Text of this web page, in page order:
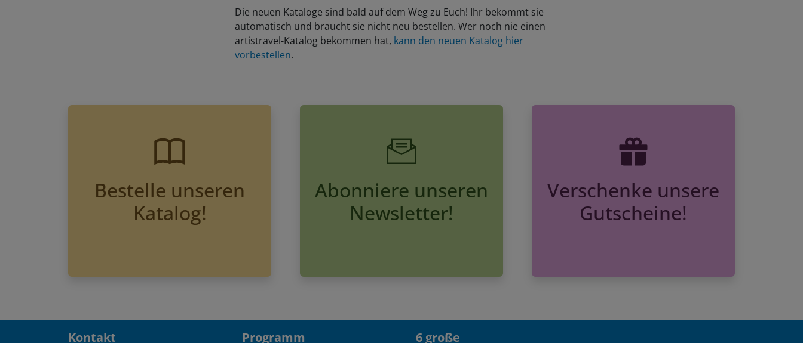
Die neuen Kataloge sind bald auf dem Weg zu Euch! Ihr bekommt sie
automatisch und braucht sie nicht neu bestellen. Wer noch nie einen
artistravel-Katalog bekommen hat, kann den neuen Katalog hier
vorbestellen
Bestelle unseren
Katalog!
Abonniere unseren
Newsletter!
Verschenke unsere
Gutscheine!
Kontakt Programm
6 große